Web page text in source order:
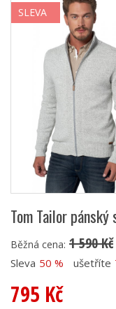
SLEVA
Tom Tailor
Běžná cena: 1 590 Kč
Sleva 50 % ušetříte
795 Kč